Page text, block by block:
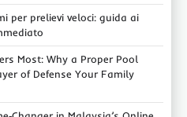
per prelievi veloci: guida ai
Most: Why a Proper Pool
of Defense Your Family